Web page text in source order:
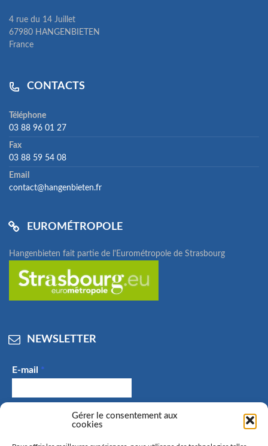
Gérer le consentement aux
cookies
4 rue du 14 Juillet
67980 HANGENBIETEN
France
CONTACTS
Téléphone
03 88 96 01 27
Fax
03 88 59 54 08
Email
contact@hangenbieten.fr
EUROMÉTROPOLE
Hangenbieten fait partie de l'Eurométropole de Strasbourg
NEWSLETTER
E-mail *
J'accepte de recevoir des e-mails et confirme avoir
pris connaissance de la politique de confidentialité.